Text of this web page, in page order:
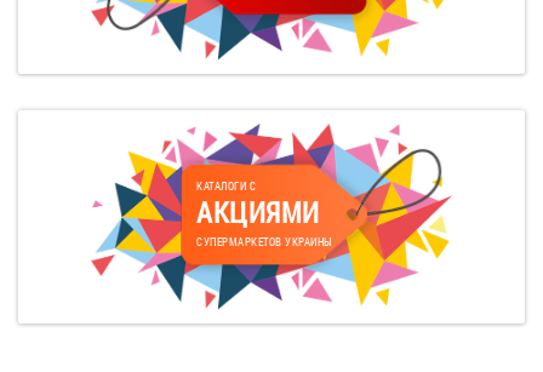
КАТАЛОГИ С
АКЦИЯМИ
СУПЕРМАРКЕТОВ УКРАИНЫ